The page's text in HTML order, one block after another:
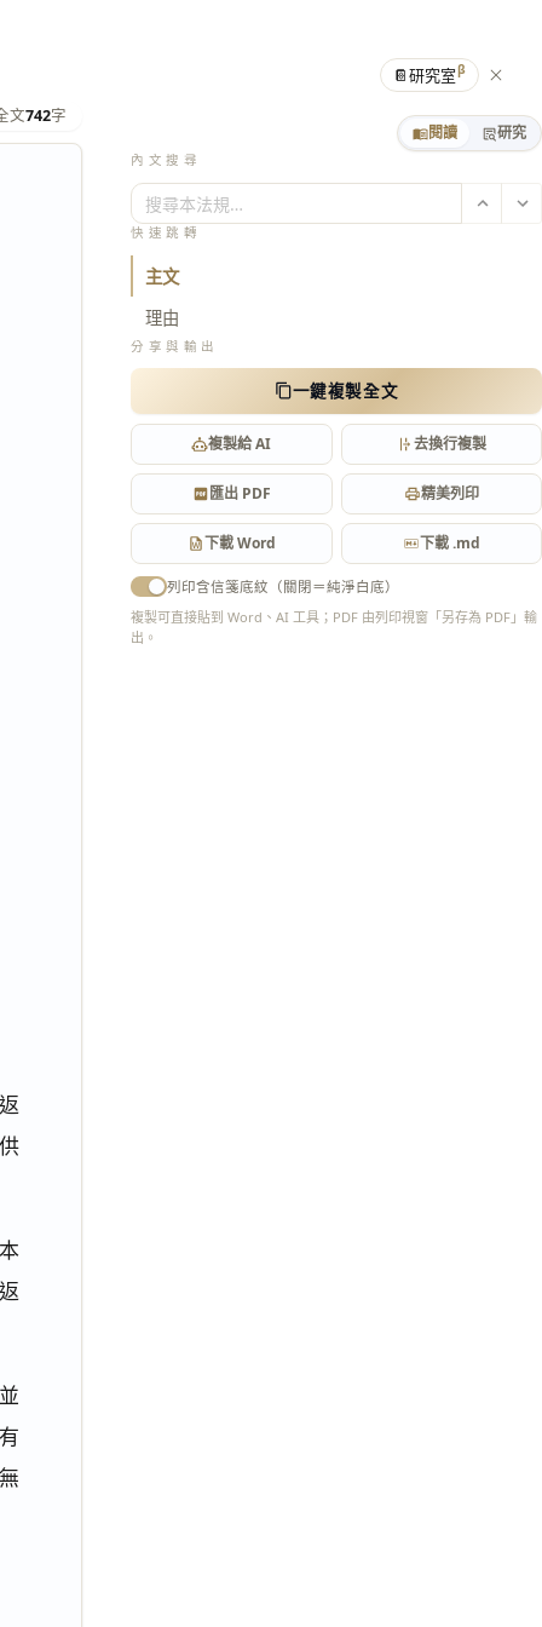
文742字
閱讀 研究
內文搜尋
搜尋本法規…
快速跳轉
主文
理由
分享與輸出
一鍵複製全文
複製給 AI 去換行複製
匯出 PDF 精美列印
下載 Word 下載 .md
列印含信箋底紋（關閉＝純淨白底）
複製可直接貼到 Word、AI 工具；PDF 由列印視窗「另存為 PDF」輸
出。
📔研究室β